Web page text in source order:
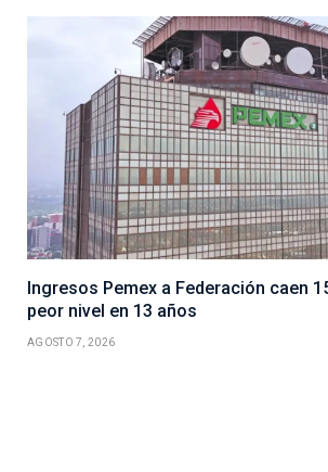
Ingresos Pemex a Federación caen
peor nivel en 13 años
AGOSTO 7, 2026